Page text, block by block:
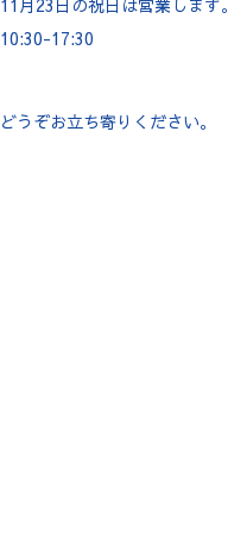
11月23日の祝日は営業します。
10:30-17:30
どうぞお立ち寄りください。